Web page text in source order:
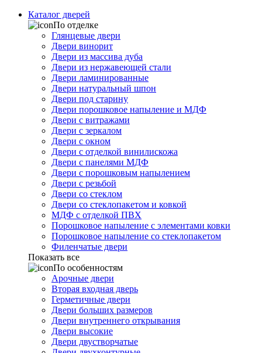
Каталог дверей
По отделке
Глянцевые двери
Двери винорит
Двери из массива дуба
Двери из нержавеющей стали
Двери ламинированные
Двери натуральный шпон
Двери под старину
Двери порошковое напыление и МДФ
Двери с витражами
Двери с зеркалом
Двери с окном
Двери с отделкой винилискожа
Двери с панелями МДФ
Двери с порошковым напылением
Двери с резьбой
Двери со стеклом
Двери со стеклопакетом и ковкой
МДФ с отделкой ПВХ
Порошковое напыление с элементами ковки
Порошковое напыление со стеклопакетом
Филенчатые двери
Показать все
По особенностям
Арочные двери
Вторая входная дверь
Герметичные двери
Двери больших размеров
Двери внутреннего открывания
Двери высокие
Двери двустворчатые